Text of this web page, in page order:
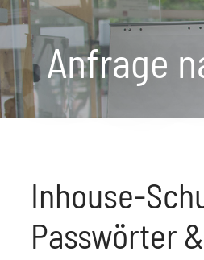
Anfrage
Inhouse-
Passwörter